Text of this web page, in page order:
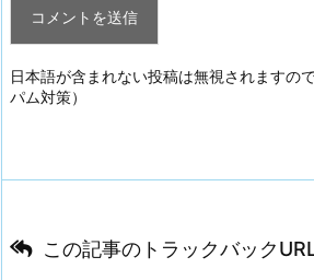
日本語が含まれない投稿は無視されますの
パム対策）
この記事のトラックバック